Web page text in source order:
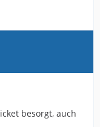
besorgt, auch